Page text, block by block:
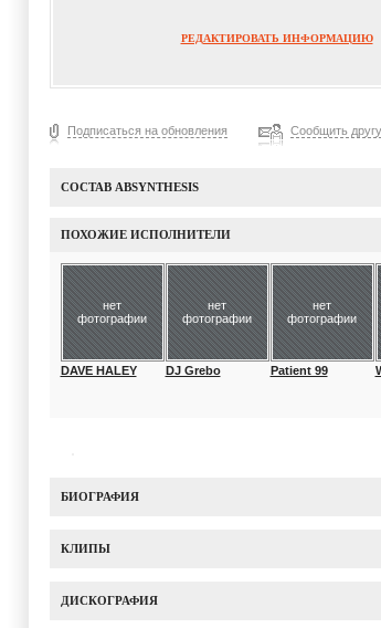
РЕДАКТИРОВАТЬ ИНФОРМАЦИЮ
Подписаться на обновления Сообщить другу
СОСТАВ ABSYNTHESIS
ПОХОЖИЕ ИСПОЛНИТЕЛИ
нет
фотографии
DAVE HALEY
нет
фотографии
DJ Grebo
нет
фотографии
Patient 99
БИОГРАФИЯ
КЛИПЫ
ДИСКОГРАФИЯ